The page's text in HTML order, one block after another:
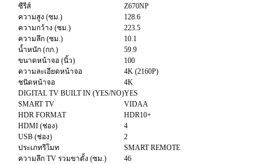
ซีรีส์
Z670NP
ความสูง (ซม.)
128.6
ความกว้าง (ซม.)
223.5
ความลึก (ซม.)
10.1
น้ำหนัก (กก.)
59.9
ขนาดหน้าจอ (นิ้ว)
100
ความละเอียดหน้าจอ
4K (2160P)
ชนิดหน้าจอ
4K
DIGITAL TV BUILT IN (YES/NO)YES
SMART TV
VIDAA
HDR FORMAT
HDR10+
HDMI (ช่อง)
4
USB (ช่อง)
2
ประเภทรีโมท
SMART REMOTE
ความลึก TV รวมขาตั้ง (ซม.)
46